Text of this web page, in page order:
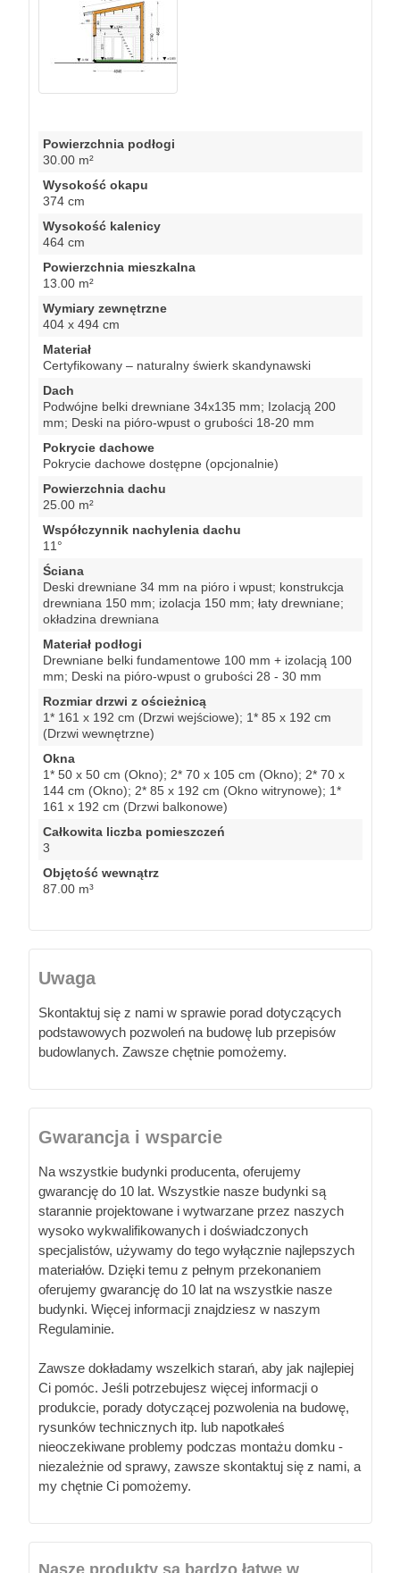
Powierzchnia podłogi
30.00 m²
Wysokość okapu
374 cm
Wysokość kalenicy
464 cm
Powierzchnia mieszkalna
13.00 m²
Wymiary zewnętrzne
404 x 494 cm
Materiał
Certyfikowany – naturalny świerk skandynawski
Dach
Podwójne belki drewniane 34x135 mm; Izolacją 200
mm; Deski na pióro-wpust o grubości 18-20 mm
Pokrycie dachowe
Pokrycie dachowe dostępne (opcjonalnie)
Powierzchnia dachu
25.00 m²
Współczynnik nachylenia dachu
11°
Ściana
Deski drewniane 34 mm na pióro i wpust; konstrukcja
drewniana 150 mm; izolacja 150 mm; łaty drewniane;
okładzina drewniana
Materiał podłogi
Drewniane belki fundamentowe 100 mm + izolacją 100
mm; Deski na pióro-wpust o grubości 28 - 30 mm
Rozmiar drzwi z ościeżnicą
1* 161 x 192 cm (Drzwi wejściowe); 1* 85 x 192 cm
(Drzwi wewnętrzne)
Okna
1* 50 x 50 cm (Okno); 2* 70 x 105 cm (Okno); 2* 70 x
144 cm (Okno); 2* 85 x 192 cm (Okno witrynowe); 1*
161 x 192 cm (Drzwi balkonowe)
Całkowita liczba pomieszczeń
3
Objętość wewnątrz
87.00 m³
Uwaga
Skontaktuj się z nami w sprawie porad dotyczących
podstawowych pozwoleń na budowę lub przepisów
budowlanych. Zawsze chętnie pomożemy.
Gwarancja i wsparcie
Na wszystkie budynki producenta, oferujemy
gwarancję do 10 lat. Wszystkie nasze budynki są
starannie projektowane i wytwarzane przez naszych
wysoko wykwalifikowanych i doświadczonych
specjalistów, używamy do tego wyłącznie najlepszych
materiałów. Dzięki temu z pełnym przekonaniem
oferujemy gwarancję do 10 lat na wszystkie nasze
budynki. Więcej informacji znajdziesz w naszym
Regulaminie.
Zawsze dokładamy wszelkich starań, aby jak najlepiej
Ci pomóc. Jeśli potrzebujesz więcej informacji o
produkcie, porady dotyczącej pozwolenia na budowę,
rysunków technicznych itp. lub napotkałeś
nieoczekiwane problemy podczas montażu domku -
niezależnie od sprawy, zawsze skontaktuj się z nami, a
my chętnie Ci pomożemy.